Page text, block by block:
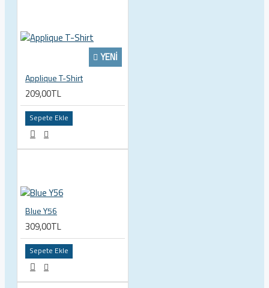
YENI
Applique T-Shirt
209,00TL
Sepete Ekle
Blue Y56
309,00TL
Sepete Ekle